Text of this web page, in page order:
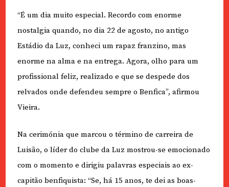
“É um dia muito especial. Recordo com enorme
nostalgia quando, no dia 22 de agosto, no antigo
Estádio da Luz, conheci um rapaz franzino, mas
enorme na alma e na entrega. Agora, olho para um
profissional feliz, realizado e que se despede dos
relvados onde defendeu sempre o Benfica”, afirmou
Vieira.
Na cerimónia que marcou o término de carreira de
Luisão, o líder do clube da Luz mostrou-se emocionado
com o momento e dirigiu palavras especiais ao ex-
capitão benfiquista: “Se, há 15 anos, te dei as boas-